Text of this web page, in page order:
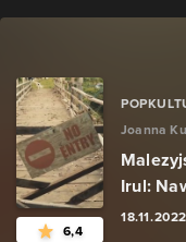
6,4
Joanna
Irul:
18.11.2022